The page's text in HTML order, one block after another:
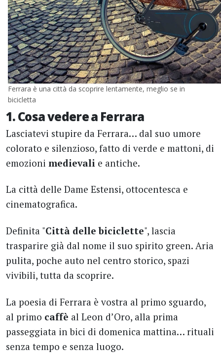
Ferrara è una città da scoprire lentamente, meglio se in
bicicletta
1. Cosa vedere a Ferrara
Lasciatevi stupire da Ferrara… dal suo umore
colorato e silenzioso, fatto di verde e mattoni, di
emozioni medievali e antiche.
La città delle Dame Estensi, ottocentesca e
cinematografica.
Definita "Città delle biciclette", lascia
trasparire già dal nome il suo spirito green. Aria
pulita, poche auto nel centro storico, spazi
vivibili, tutta da scoprire.
La poesia di Ferrara è vostra al primo sguardo,
al primo caffè al Leon d’Oro, alla prima
passeggiata in bici di domenica mattina… rituali
senza tempo e senza luogo.